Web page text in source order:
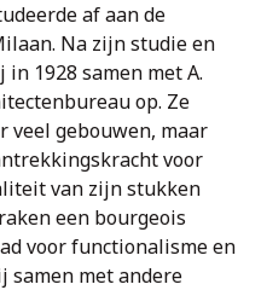
af aan de
Na zijn studie en
1928 samen met A.
op. Ze
veel gebouwen, maar
voor
van zijn stukken
een bourgeois
voor functionalisme en
samen met andere